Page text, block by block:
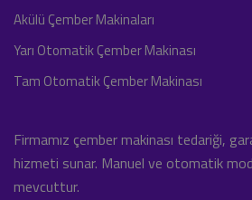
Akülü Çember Makinaları
Yarı Otomatik Çember Makinası
Tam Otomatik Çember Makinası
Firmamız çember makinası tedariği,
hizmeti sunar. Manuel ve otomatik
mevcuttur.